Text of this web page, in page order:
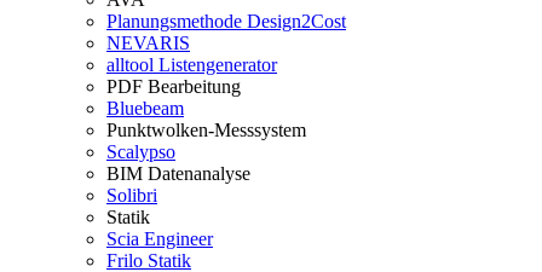
Planungsmethode Design2Cost
NEVARIS
alltool Listengenerator
PDF Bearbeitung
Bluebeam
Punktwolken-Messsystem
Scalypso
BIM Datenanalyse
Solibri
Statik
Scia Engineer
Frilo Statik